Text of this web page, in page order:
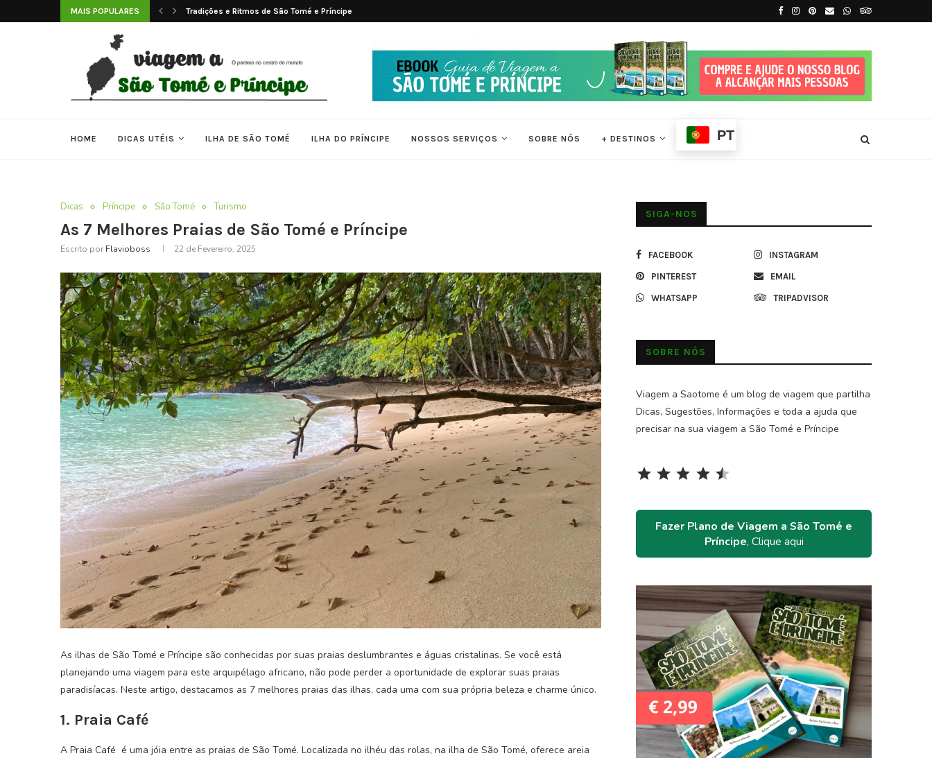
MAIS POPULARES Tradições e Ritmos de São Tomé e Príncipe Melhor Época para Visitar São Tomé e
HOME DICAS UTÉIS ILHA DE SÃO TOMÉ ILHA DO PRÍNCIPE NOSSOS SERVIÇOS SOBRE NÓS + DESTINOS PT
Dicas Príncipe São Tomé Turismo
As 7 Melhores Praias de São Tomé e Príncipe
Escrito por Flavioboss 22 de Fevereiro, 2025
As ilhas de São Tomé e Príncipe são conhecidas por suas praias deslumbrantes e águas cristalinas. Se você está
planejando uma viagem para este arquipélago africano, não pode perder a oportunidade de explorar suas praias
paradisíacas. Neste artigo, destacamos as 7 melhores praias das ilhas, cada uma com sua própria beleza e charme único.
1. Praia Café
A Praia Café é uma jóia entre as praias de São Tomé. Localizada no ilhéu das rolas, na ilha de São Tomé, oferece areia
SIGA-NOS
FACEBOOK INSTAGRAM
PINTEREST EMAIL
WHATSAPP TRIPADVISOR
SOBRE NÓS
Viagem a Saotome é um blog de viagem que partilha
Dicas, Sugestões, Informações e toda a ajuda que
precisar na sua viagem a São Tomé e Príncipe
⭐⭐⭐ ⭐⭐
Fazer Plano de Viagem a São Tomé e
Príncipe, Clique aqui